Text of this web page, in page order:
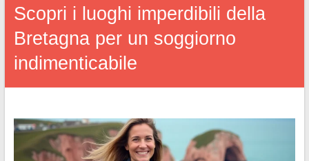
Scopri i luoghi imperdibili della
Bretagna per un soggiorno
indimenticabile